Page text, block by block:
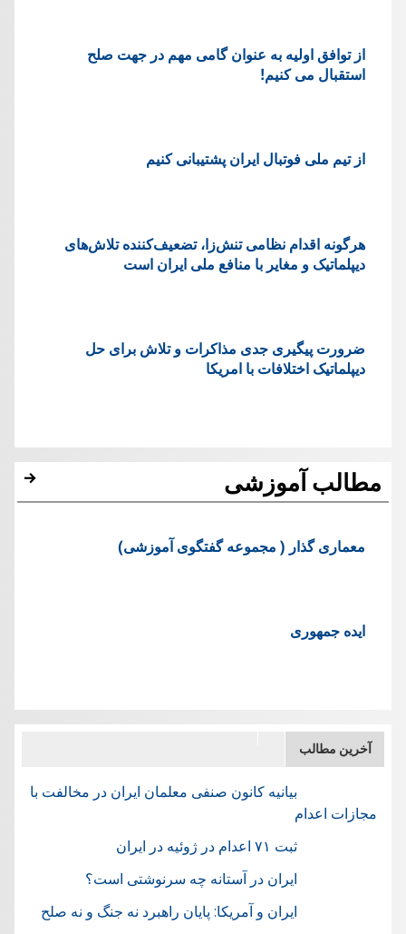
از توافق اولیه به عنوان گامی مهم در جهت صلح
استقبال می کنیم!
از تیم ملی فوتبال ایران پشتیبانی کنیم
هرگونه اقدام نظامی تنش‌زا، تضعیف‌کننده تلاش‌های
دیپلماتیک و مغایر با منافع ملی ایران است
ضرورت پیگیری جدی مذاکرات و تلاش برای حل
دیپلماتیک اختلافات با امریکا
مطالب آموزشی
معماری گذار ( مجموعه گفتگوی آموزشی)
ایده جمهوری
آخرین مطالب
بیانیه کانون صنفی معلمان ایران در مخالفت با
مجازات اعدام
ثبت ۷۱ اعدام در ژوئيه در ایران
ایران در آستانه چه سرنوشتی است؟
ایران و آمریکا: پایان راهبرد نه جنگ و نه صلح